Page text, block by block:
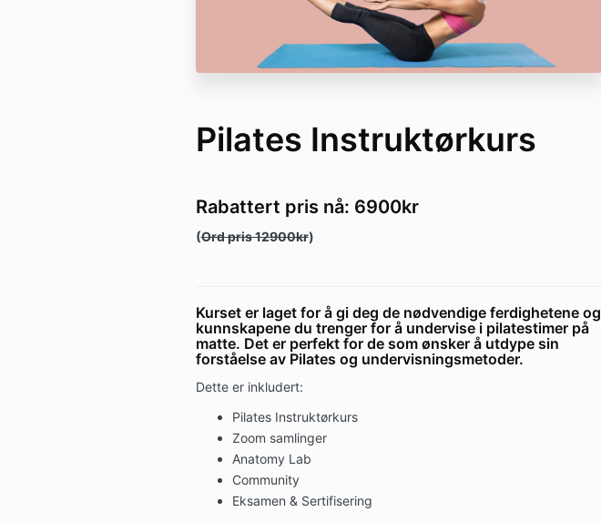
Pilates Instruktørkurs
Rabattert pris nå: 6900kr
(Ord pris 12900kr)
Kurset er laget for å gi deg de nødvendige ferdighetene og
kunnskapene du trenger for å undervise i pilatestimer på
matte. Det er perfekt for de som ønsker å utdype sin
forståelse av Pilates og undervisningsmetoder.
Dette er inkludert:
Pilates Instruktørkurs
Zoom samlinger
Anatomy Lab
Community
Eksamen & Sertifisering